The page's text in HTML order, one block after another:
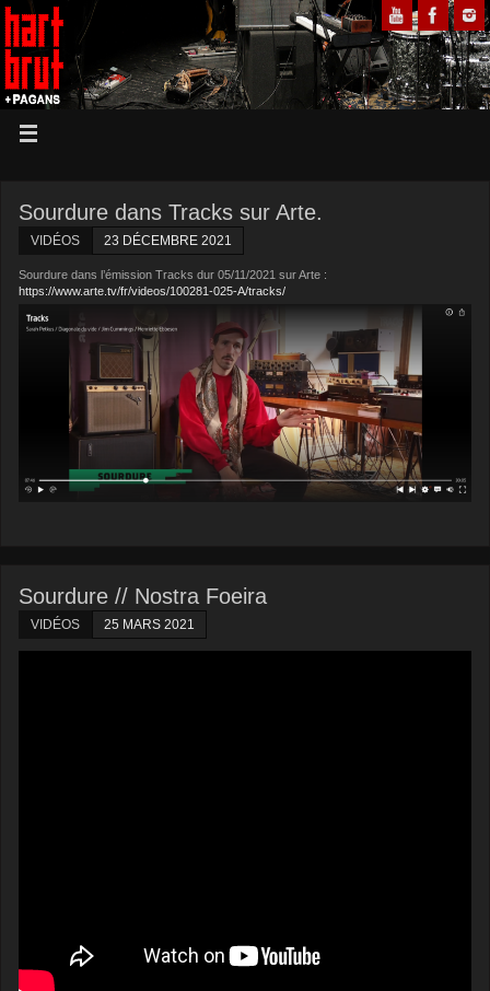
Sourdure dans Tracks sur Arte.
VIDÉOS 23 DÉCEMBRE 2021
Sourdure dans l’émission Tracks dur 05/11/2021 sur Arte :
https://www.arte.tv/fr/videos/100281-025-A/tracks/
Sourdure // Nostra Foeira
VIDÉOS 25 MARS 2021